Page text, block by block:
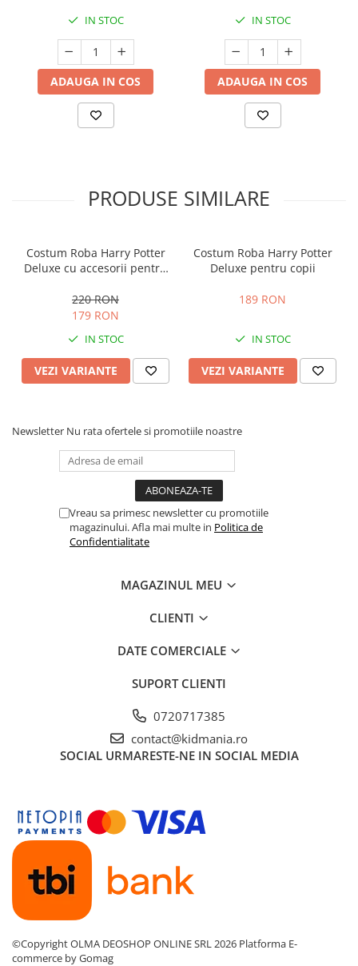
IN STOC
ADAUGA IN COS
IN STOC
ADAUGA IN COS
PRODUSE SIMILARE
Costum Roba Harry Potter
Deluxe cu accesorii pentru
220 RON
179 RON
IN STOC
VEZI VARIANTE
Costum Roba Harry Potter
Deluxe pentru copii
189 RON
IN STOC
VEZI VARIANTE
Newsletter Nu rata ofertele si promotiile noastre
Vreau sa primesc newsletter cu promotiile
magazinului. Afla mai multe in Politica de
Confidentialitate
MAGAZINUL MEU
CLIENTI
DATE COMERCIALE
SUPORT CLIENTI
0720717385
contact@kidmania.ro
SOCIAL URMARESTE-NE IN SOCIAL MEDIA
©Copyright OLMA DEOSHOP ONLINE SRL 2026 Platforma E-
commerce by Gomag